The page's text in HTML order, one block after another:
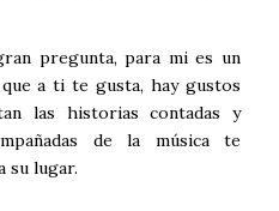
pregunta, para mi es un
a ti te gusta, hay gustos
las historias contadas y
de la música te
su lugar.